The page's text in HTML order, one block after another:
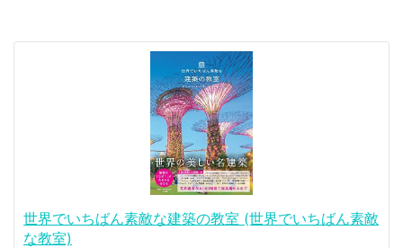
世界でいちばん素敵な建築の教室 (世界でいちばん素敵
な教室)